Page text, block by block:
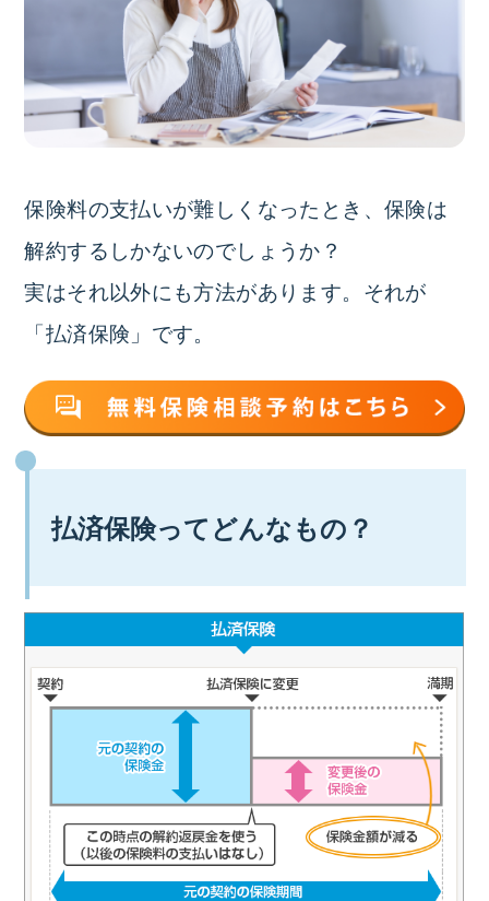
保険料の支払いが難しくなったとき、保険は
解約するしかないのでしょうか？
実はそれ以外にも方法があります。それが
「払済保険」です。
払済保険ってどんなもの？